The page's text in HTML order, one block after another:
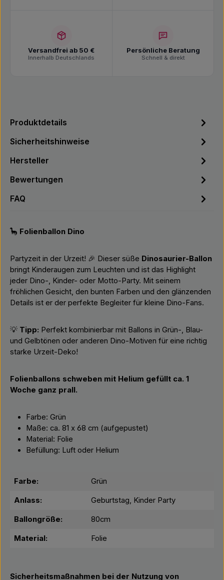
Versandfrei ab 50 €
Innerhalb Deutschlands
Persönliche Beratung
Schnell & direkt
Produktdetails
Sicherheitshinweise
Hersteller
Bewertungen
FAQ
🦕 Folienballon Dino
Partyzeit in der Urzeit! 🎉 Dieser süße Dinosaurier-Ballon
bringt Kinderaugen zum Leuchten und ist das Highlight
jeder Dino-, Kinder- oder Motto-Party. Mit seinem
fröhlichen Gesicht, den bunten Farben und den glänzenden
Details ist er der perfekte Begleiter für kleine Dino-Fans.
💡 Tipp: Perfekt kombinierbar mit Ballons in Grün-, Blau-
und Gelbtönen oder anderen Dino-Motiven für eine richtig
starke Urzeit-Deko!
Folienballons schweben mit Helium gefüllt ca. 1
Woche ganz prall.
Farbe: Grün
Maße: ca. 81 x 68 cm (aufgepustet)
Material: Folie
Befüllung: Luft oder Helium
Farbe: Grün
Anlass: Geburtstag, Kinder Party
Ballongröße: 80cm
Material: Folie
Sicherheitsmaßnahmen bei der Nutzung von